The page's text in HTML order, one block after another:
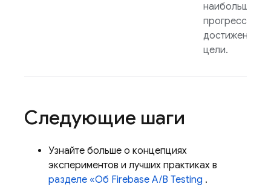
наибольший
прогресс в
достижении
цели.
Следующие шаги
Узнайте больше о концепциях
экспериментов и лучших практиках в
разделе «Об Firebase A/B Testing .